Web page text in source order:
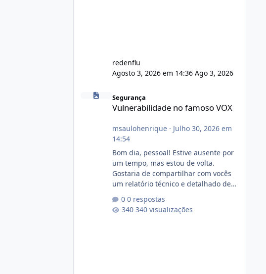
redenflu
Agosto 3, 2026 em 14:36 Ago 3, 2026
Vulnerabilidade no famoso VOX
Segurança
Vulnerabilidade no famoso VOX
msaulohenrique· Julho 30, 2026 em
14:54
Bom dia, pessoal! Estive ausente por
um tempo, mas estou de volta.
Gostaria de compartilhar com vocês
um relatório técnico e detalhado de
conformidade referente
ao VOXPANEL (versão atualmente em
0 respostas
340 visualizações